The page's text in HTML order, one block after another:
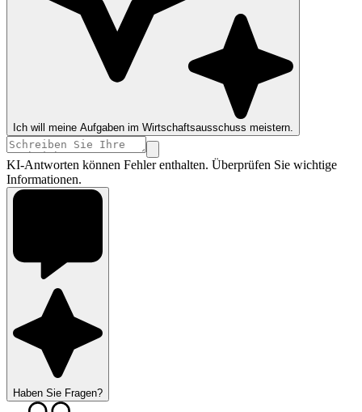
Ich will meine Aufgaben im Wirtschaftsausschuss meistern.
KI-Antworten können Fehler enthalten. Überprüfen Sie wichtige
Informationen.
Haben Sie Fragen?